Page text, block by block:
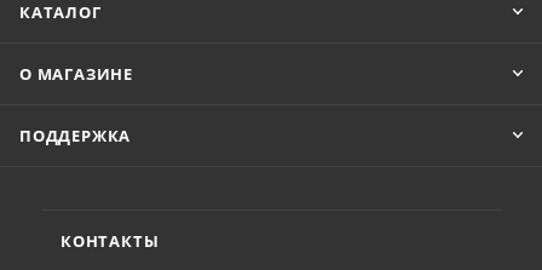
КАТАЛОГ
О МАГАЗИНЕ
ПОДДЕРЖКА
КОНТАКТЫ